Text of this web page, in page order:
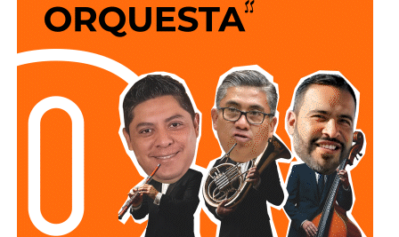
No soy un experto en ingeniería urbana, por lo que no
pretendo entrar en detalles técnicos de si está bien o mal
hecho, por eso me centro en losdebates que quieren
forzar las páginas de Facebookque se llaman medios
de prensa.
Pocas veces he visto medios cuestionar la constante
construcción de estructura cochista que lejos de mejorar la
movilidad, como dicen los boletines oficiales, tienden
solamente a
favorecer la velocidad